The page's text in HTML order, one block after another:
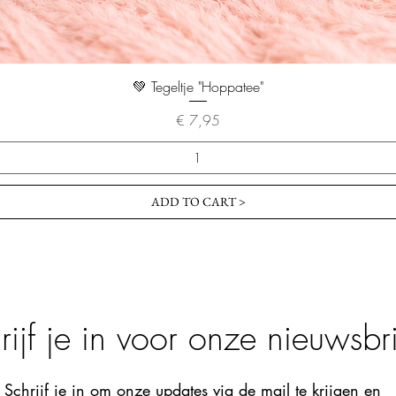
💚 Tegeltje "Hoppatee"
Prijs
€ 7,95
ADD TO CART >
je in voor onze
Schrijf je in om onze updates via de mail te krijgen en